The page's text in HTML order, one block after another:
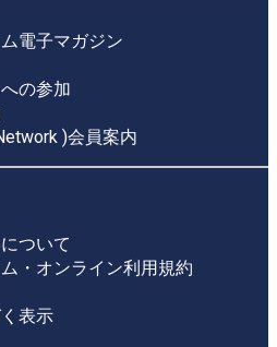
電子マガジン
の参加
)会員案内
ついて
・オンライン利用規約
表示